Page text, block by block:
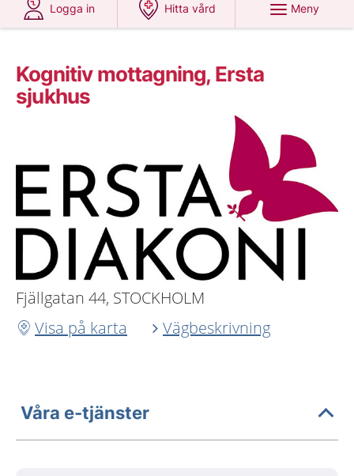
Logga in
Hitta vård
Meny
Kognitiv mottagning, Ersta
sjukhus
Fjällgatan 44, STOCKHOLM
Visa på karta
Vägbeskrivning
Våra e-tjänster